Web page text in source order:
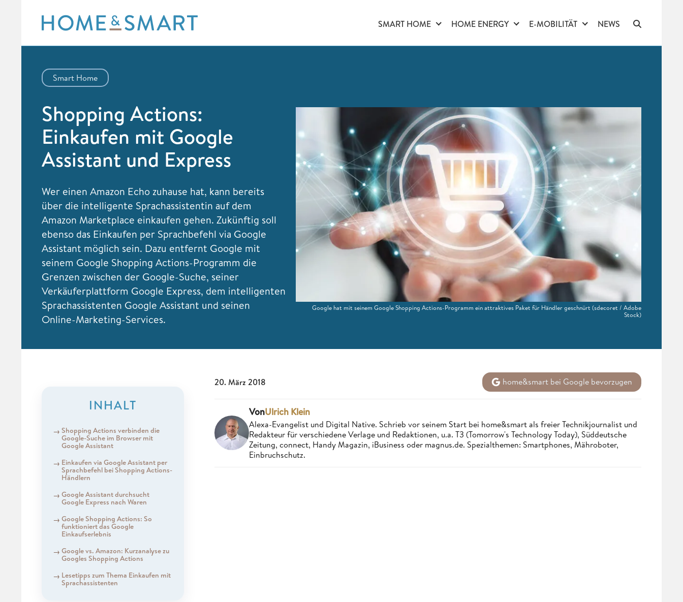
content
SMART HOME HOME ENERGY E-MOBILITÄT NEWS
Smart Home
Shopping Actions:
Einkaufen mit Google
Assistant und Express
Wer einen Amazon Echo zuhause hat, kann bereits
über die intelligente Sprachassistentin auf dem
Amazon Marketplace einkaufen gehen. Zukünftig soll
ebenso das Einkaufen per Sprachbefehl via Google
Assistant möglich sein. Dazu entfernt Google mit
seinem Google Shopping Actions-Programm die
Grenzen zwischen der Google-Suche, seiner
Verkäuferplattform Google Express, dem intelligenten
Sprachassistenten Google Assistant und seinen
Online-Marketing-Services.
Google hat mit seinem Google Shopping Actions-Programm ein attraktives Paket für Händler geschnürt (sdecoret / Adobe
Stock)
INHALT
Shopping Actions verbinden die
Google-Suche im Browser mit
Google Assistant
Einkaufen via Google Assistant per
Sprachbefehl bei Shopping Actions-
Händlern
Google Assistant durchsucht
Google Express nach Waren
Google Shopping Actions: So
funktioniert das Google
Einkaufserlebnis
Google vs. Amazon: Kurzanalyse zu
Googles Shopping Actions
Lesetipps zum Thema Einkaufen mit
Sprachassistenten
20. März 2018 home&smart bei Google bevorzugen
VonUlrich Klein
Alexa-Evangelist und Digital Native. Schrieb vor seinem Start bei home&smart als freier Technikjournalist und
Redakteur für verschiedene Verlage und Redaktionen, u.a. T3 (Tomorrow's Technology Today), Süddeutsche
Zeitung, connect, Handy Magazin, iBusiness oder magnus.de. Spezialthemen: Smartphones, Mähroboter,
Einbruchschutz.